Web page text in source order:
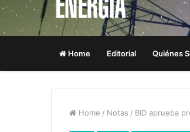
Home Editorial Quiénes
Home / Notas / BID aprueba